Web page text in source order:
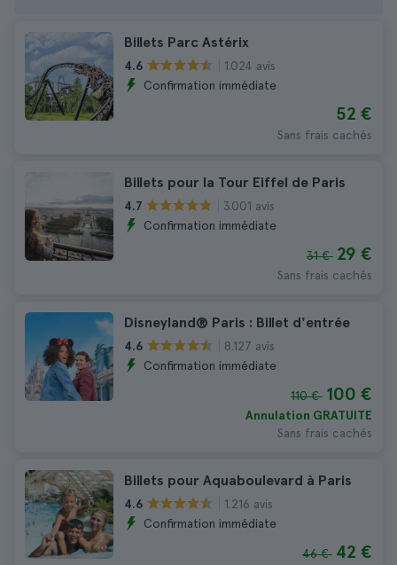
Billets Parc Astérix
4.6
1.024 avis
Confirmation immédiate
52 €
Sans frais cachés
Billets pour la Tour Eiffel de Paris
4.7
3.001 avis
Confirmation immédiate
31 € 29 €
Sans frais cachés
Disneyland® Paris : Billet d'entrée
4.6
8.127 avis
Confirmation immédiate
110 € 100 €
Annulation GRATUITE
Sans frais cachés
Billets pour Aquaboulevard à Paris
4.6
1.216 avis
Confirmation immédiate
46 € 42 €